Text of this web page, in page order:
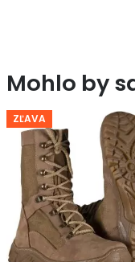
Mohlo by
ZĽAVA